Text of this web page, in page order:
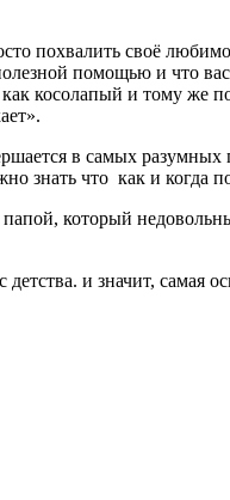
похвалить своё
помощью и что вас
косолапый и тому же
в самых
знать что как и когда
который
и значит, самая